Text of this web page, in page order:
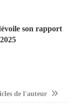
son rapport
de l'auteur